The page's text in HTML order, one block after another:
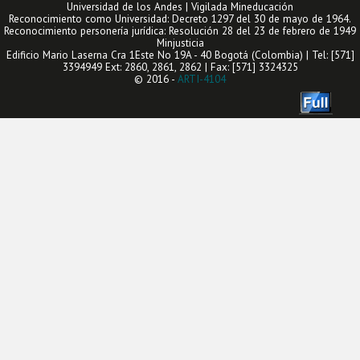
Universidad de los Andes | Vigilada Mineducación
Reconocimiento como Universidad: Decreto 1297 del 30 de mayo de 1964.
Reconocimiento personería jurídica: Resolución 28 del 23 de febrero de 1949
Minjusticia
Edificio Mario Laserna Cra 1Este No 19A - 40 Bogotá (Colombia) | Tel: [571]
3394949 Ext: 2860, 2861, 2862 | Fax: [571] 3324325
© 2016 - ARTI-4104